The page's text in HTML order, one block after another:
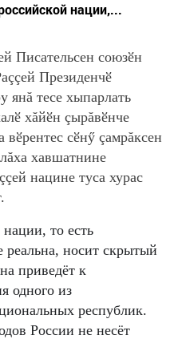
нации,...
Писательсен союзӗн
Президенчӗ
тесе хыпарлать
хăйӗн çырăвӗнче
сӗнӳ çамрăксен
хавшатнине
нацине туса хурас
то есть
носит скрытый
приведёт к
одного из
республик.
России не несёт